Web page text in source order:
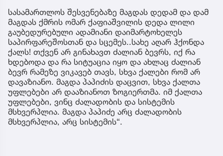
სასამართლოს შესვენებაზე მაგდას დედამ და დამ
მაგდას ქმრის ომარ ქაფიაშვილის დედა ლილი
გაუბედურებული ადამიანი დაიმარტოხელეს
საპირფარეშოსთან და სცემეს..სახე აღარ ჰქონდა
ქალს! თქვენ არ გინახავთ ძალიან ბევრს, იქ რა
ხდებოდა და რა სიტუაცია იყო და ახლაც ძალიან
ბევრ რამეზე ვიკავებ თავს, სხვა ქალები რომ არ
დავაზიანო. მაგდა პაპიძის დაცვით, სხვა ქალთა
უფლებები არ დააზიანოთ ზოგიერთმა. იმ ქალთა
უფლებები, ვინც ძალადობის და სისტემის
მსხვერპლია. მაგდა პაპიძე არც ძალადობის
მსხვერპლია, არც სისტემის“.